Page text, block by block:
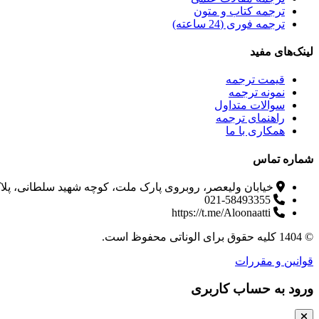
ترجمه کتاب و متون
ترجمه فوری (24 ساعته)
لینک‌های مفید
قیمت ترجمه
نمونه ترجمه
سوالات متداول
راهنمای ترجمه
همکاری با ما
شماره تماس
خیابان ولیعصر، روبروی پارک ملت، کوچه شهید سلطانی، پلاک 80، طبقه 5
021-58493355
https://t.me/Aloonaatti
© 1404 کلیه حقوق برای الوناتی محفوظ است.
قوانین و مقررات
ورود به حساب کاربری